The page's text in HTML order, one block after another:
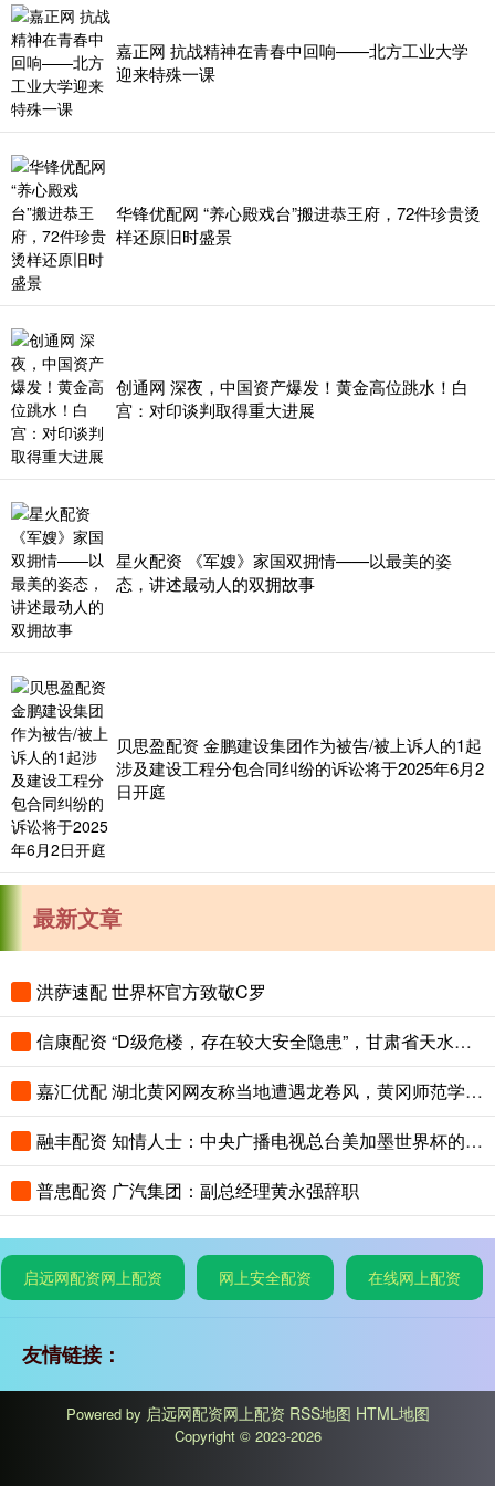
嘉正网 抗战精神在青春中回响——北方工业大学
迎来特殊一课
华锋优配网 “养心殿戏台”搬进恭王府，72件珍贵烫
样还原旧时盛景
创通网 深夜，中国资产爆发！黄金高位跳水！白
宫：对印谈判取得重大进展
星火配资 《军嫂》家国双拥情——以最美的姿
态，讲述最动人的双拥故事
贝思盈配资 金鹏建设集团作为被告/被上诉人的1起
涉及建设工程分包合同纠纷的诉讼将于2025年6月2
日开庭
最新文章
洪萨速配 世界杯官方致敬C罗
信康配资 “D级危楼，存在较大安全隐患”，甘肃省天水市政府机关办公楼发布搬迁公告
嘉汇优配 湖北黄冈网友称当地遭遇龙卷风，黄冈师范学院学生：体育场顶棚被掀翻，有人被教室碎玻璃划伤
融丰配资 知情人士：中央广播电视总台美加墨世界杯的版权费为6000万美元
普患配资 广汽集团：副总经理黄永强辞职
启远网配资网上配资 网上安全配资 在线网上配资
友情链接：
Powered by 启远网配资网上配资 RSS地图 HTML地图
Copyright © 2023-2026